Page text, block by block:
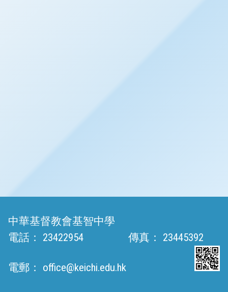
中華基督教會基智中學
電話：
23422954 傳真： 23445392
電郵： office@keichi.edu.hk